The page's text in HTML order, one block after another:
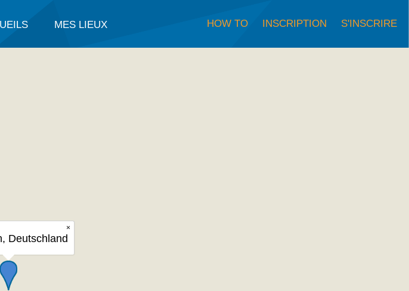
MES LIEUX HOW TO INSCRIPTION S'INSCRIRE
×
Deutschland